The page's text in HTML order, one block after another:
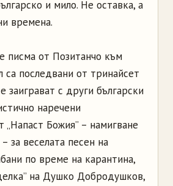
и мило. Не оставка, а
времена.
писма от Позитанчо към
са последвани от тринайсет
заиграват с други български
наречени
„Напаст Божия” – намигване
за веселата песен на
по време на карантина,
на Душко Добродушков,